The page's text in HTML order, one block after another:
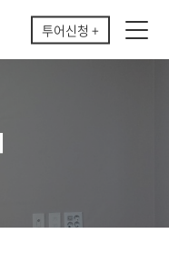
투어신청 +